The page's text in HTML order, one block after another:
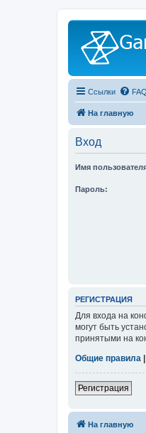
Ссылки FAQ
На главную
Вход
Имя
Пароль:
РЕГИСТРАЦИЯ
Для входа на
могут быть
принятыми на
Общие правила
Регистрация
На главную